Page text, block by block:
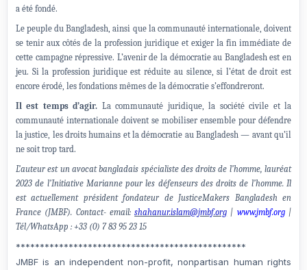
a été fondé.
Le peuple du Bangladesh, ainsi que la communauté internationale, doivent
se tenir aux côtés de la profession juridique et exiger la fin immédiate de
cette campagne répressive. L’avenir de la démocratie au Bangladesh est en
jeu. Si la profession juridique est réduite au silence, si l’état de droit est
encore érodé, les fondations mêmes de la démocratie s’effondreront.
Il est temps d’agir. La communauté juridique, la société civile et la
communauté internationale doivent se mobiliser ensemble pour défendre
la justice, les droits humains et la démocratie au Bangladesh — avant qu’il
ne soit trop tard.
L’auteur est un avocat bangladais spécialiste des droits de l’homme, lauréat
2023 de l’Initiative Marianne pour les défenseurs des droits de l’homme. Il
est actuellement président fondateur de JusticeMakers Bangladesh en
France (JMBF). Contact- email:shahanur.islam@jmbf.org | www.jmbf.org|
Tél/WhatsApp : +33 (0) 7 83 95 23 15
************************************************
JMBF is an independent non-profit, nonpartisan human rights